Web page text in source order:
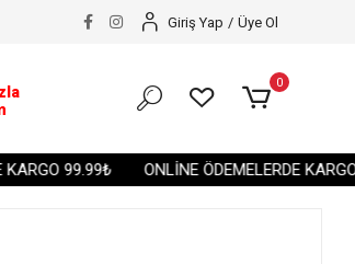
99.99₺ ONLİNE ÖDEMELERDE
Giriş Yap / Üye Ol
0